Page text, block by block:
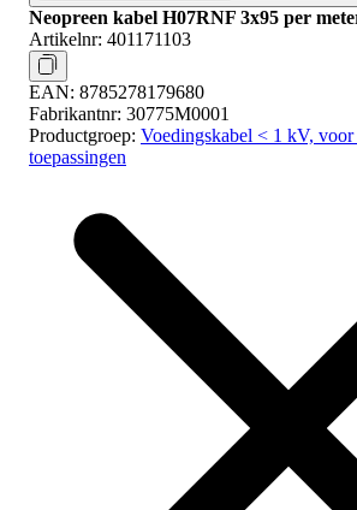
Neopreen kabel H07RNF 3x95 per
Artikelnr: 401171103
EAN: 8785278179680
Fabrikantnr: 30775M0001
Productgroep: Voedingskabel < 1 kV, voor
toepassingen